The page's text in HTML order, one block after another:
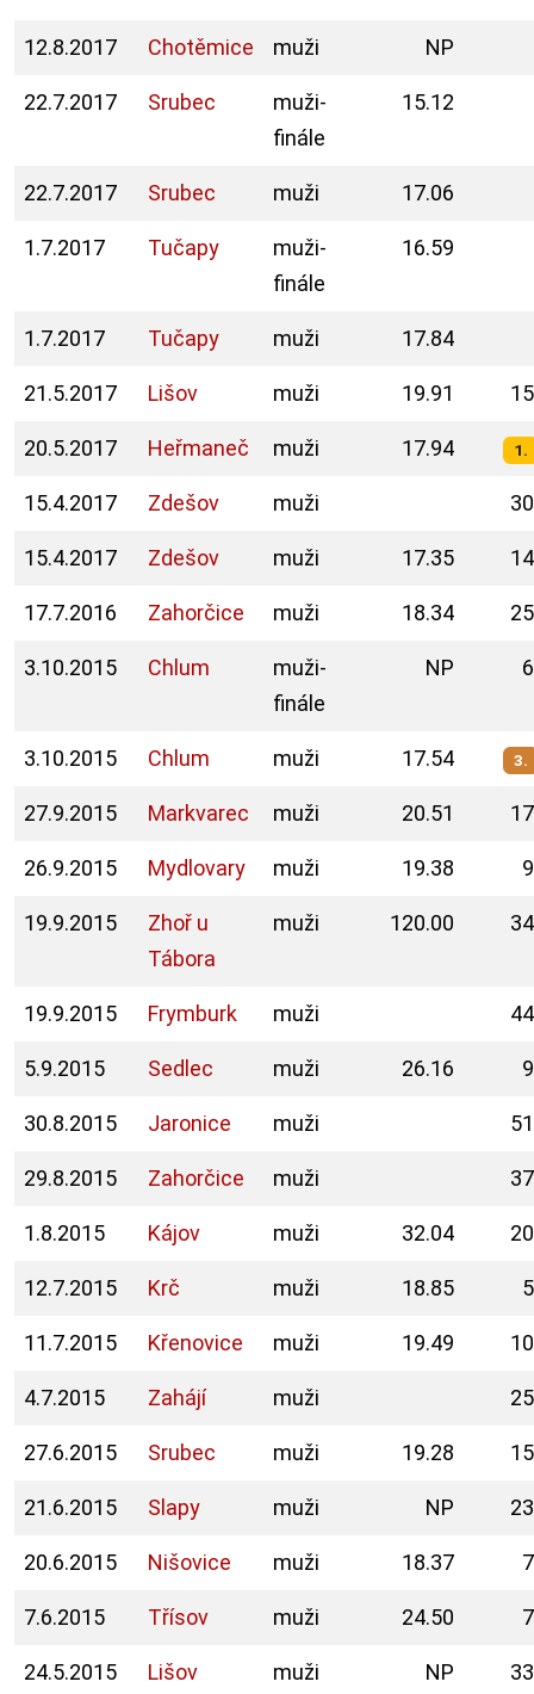
12.8.2017 Chotěmice muži NP
22.7.2017 Srubec
muži-
finále
15.12
22.7.2017 Srubec muži 17.06
1.7.2017 Tučapy
muži-
finále
16.59
1.7.2017 Tučapy muži 17.84
21.5.2017 Lišov muži 19.91
20.5.2017 Heřmaneč muži 17.94 1.
15.4.2017 Zdešov muži
15.4.2017 Zdešov muži 17.35
17.7.2016 Zahorčice muži 18.34
3.10.2015 Chlum
muži-
finále
NP
3.10.2015 Chlum muži 17.54 3.
27.9.2015 Markvarec muži 20.51
26.9.2015 Mydlovary muži 19.38
19.9.2015
Zhoř u
Tábora
muži 120.00
19.9.2015 Frymburk muži
5.9.2015 Sedlec muži 26.16
30.8.2015 Jaronice muži
29.8.2015 Zahorčice muži
1.8.2015 Kájov muži 32.04
12.7.2015 Krč muži 18.85
11.7.2015 Křenovice muži 19.49
4.7.2015 Zahájí muži
27.6.2015 Srubec muži 19.28
21.6.2015 Slapy muži NP
20.6.2015 Nišovice muži 18.37
7.6.2015 Třísov muži 24.50
24.5.2015 Lišov muži NP